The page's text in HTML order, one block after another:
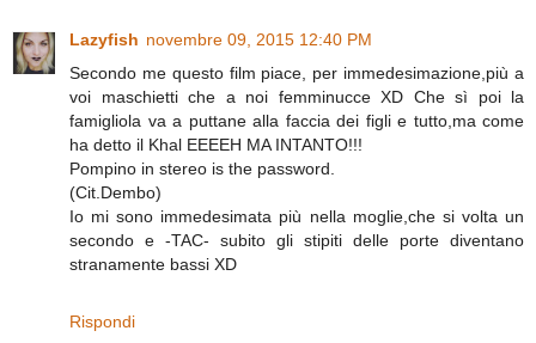
Lazyfish novembre 09, 2015 12:40 PM
Secondo me questo film piace, per immedesimazione,più a
voi maschietti che a noi femminucce XD Che sì poi la
famigliola va a puttane alla faccia dei figli e tutto,ma come
ha detto il Khal EEEEH MA INTANTO!!!
Pompino in stereo is the password.
(Cit.Dembo)
Io mi sono immedesimata più nella moglie,che si volta un
secondo e -TAC- subito gli stipiti delle porte diventano
stranamente bassi XD
Rispondi